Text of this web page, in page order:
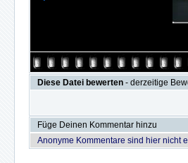
Diese Datei bewerten - derzeitige
Füge Deinen Kommentar hinzu
Anonyme Kommentare sind hier nicht